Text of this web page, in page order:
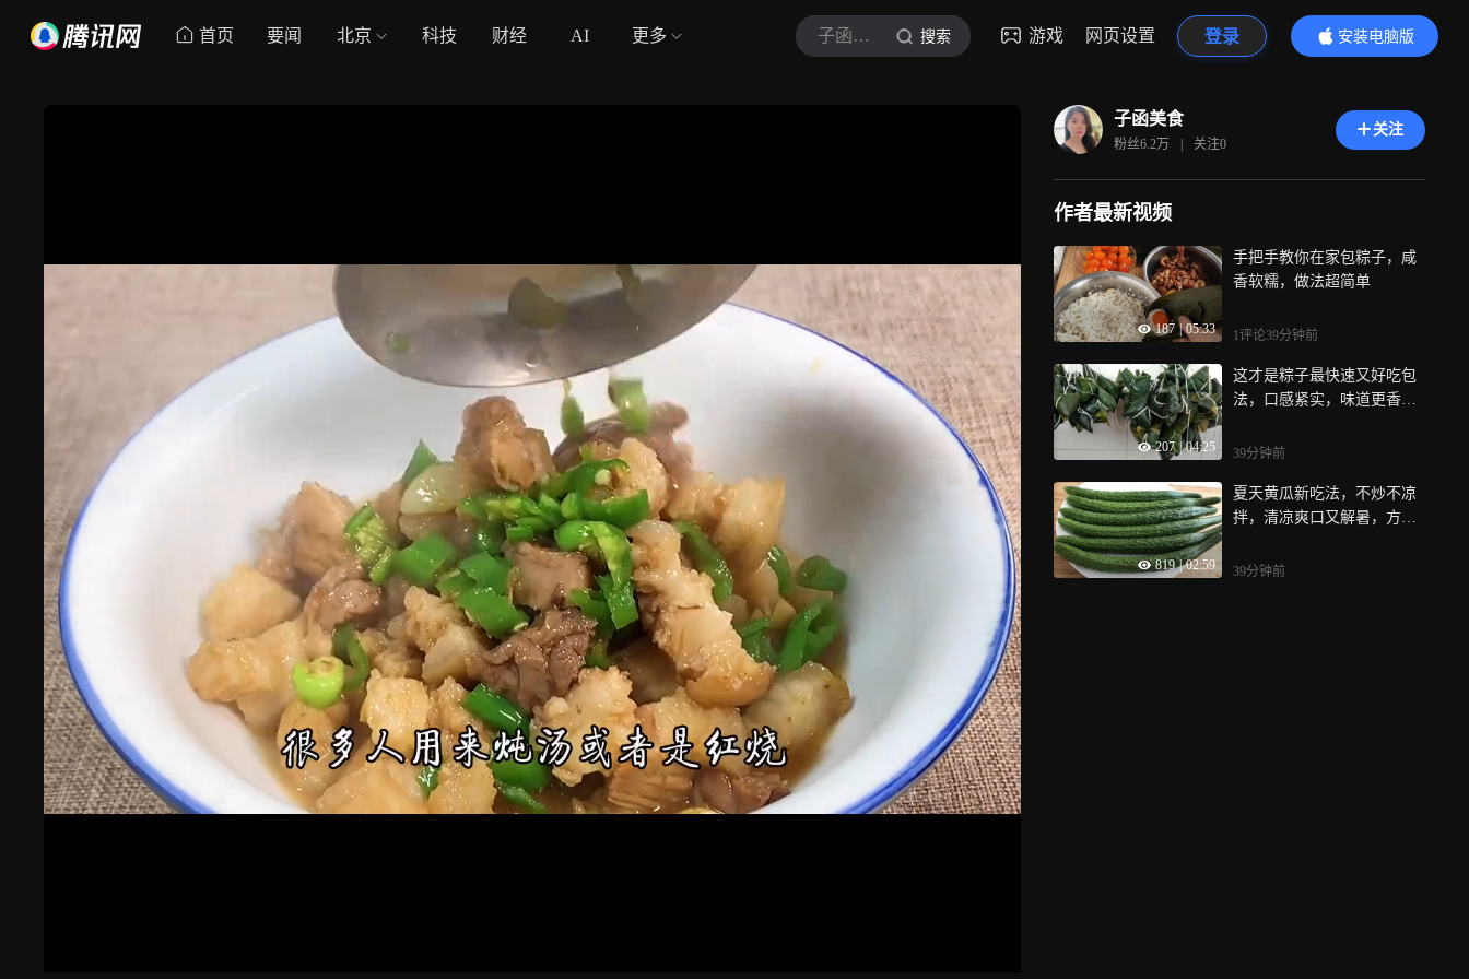
首页 要闻 北京 科技 财经 AI 更多 子函美食 搜索 游戏 网页设置 登录
安装电脑版
内容更精彩
子函美食
粉丝6.2万 | 关注0
关注
作者最新视频
187 | 05:33
手把手教你在家包粽子，咸
香软糯，做法超简单
1评论39分钟前
207 04:25
这才是粽子最快速又好吃包
法，口感紧实，味道更香，
39分钟前
819 | 02:59
夏天黄瓜新吃法，不炒不凉
拌，清凉爽口又解暑，方法
39分钟前